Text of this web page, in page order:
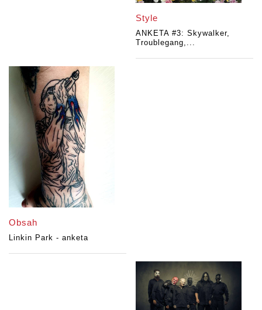
Style
ANKETA #3: Skywalker,
Troublegang,...
Obsah
Linkin Park - anketa